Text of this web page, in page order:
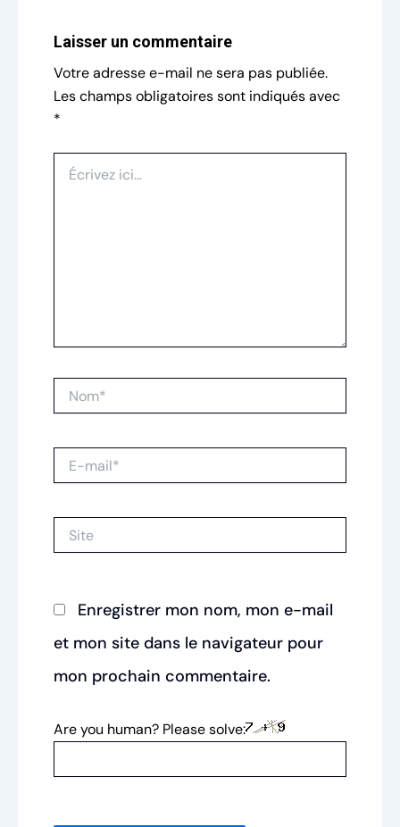
Laisser un commentaire
Votre adresse e-mail ne sera pas publiée.
Les champs obligatoires sont indiqués avec
*
Écrivez
Nom*
E-
Site
Enregistrer mon nom, mon e-mail
et mon site dans le navigateur pour
mon prochain commentaire.
Are you human? Please solve: